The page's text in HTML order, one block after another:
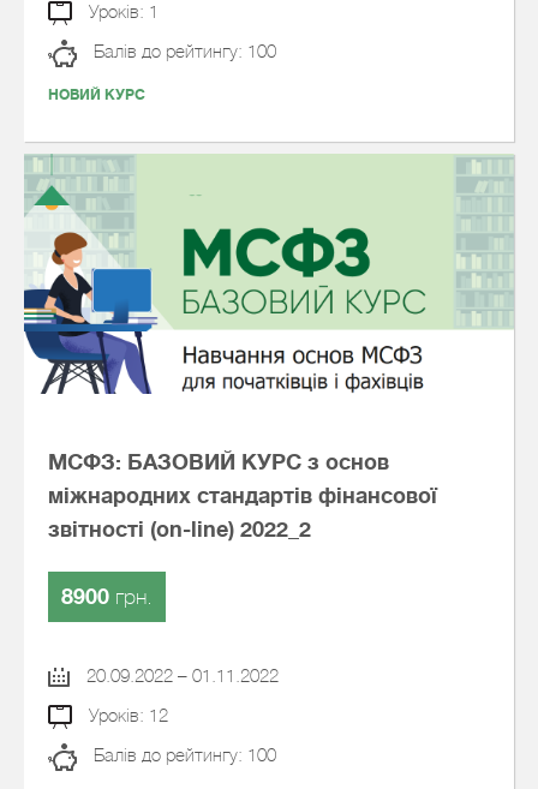
Уроків: 1
Балів до рейтингу: 100
НОВИЙ КУРС
МСФЗ: БАЗОВИЙ КУРС з основ
міжнародних стандартів фінансової
звітності (on-line) 2022_2
8900 грн.
20.09.2022 – 01.11.2022
Уроків: 12
Балів до рейтингу: 100